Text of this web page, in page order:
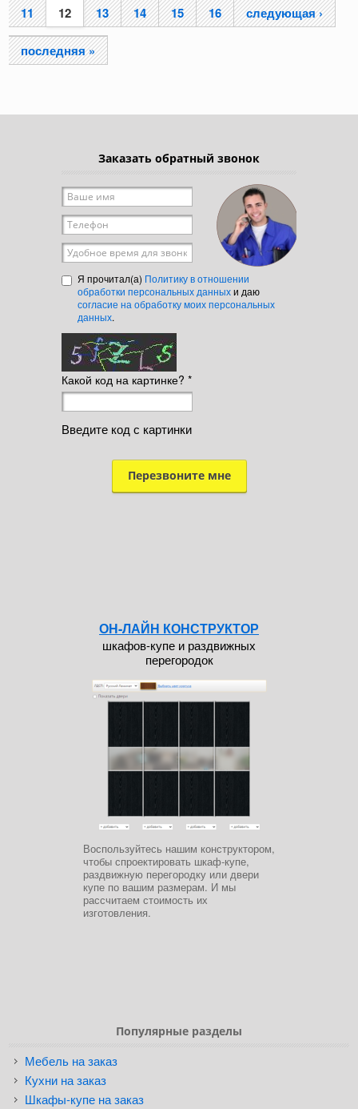
11 12 13 14 15 16 следующая ›
последняя »
Заказать обратный звонок
Ваше имя
Телефон
Удобное время для звонка
Я прочитал(а) Политику в отношении
обработки персональных данныхи даю
согласие на обработку моих персональных
данных.
Какой код на картинке? *
Введите код с картинки
ОН-ЛАЙН КОНСТРУКТОР
шкафов-купе и раздвижных
перегородок
Воспользуйтесь нашим конструктором,
чтобы спроектировать шкаф-купе,
раздвижную перегородку или двери
купе по вашим размерам. И мы
рассчитаем стоимость их
изготовления.
Популярные разделы
Мебель на заказ
Кухни на заказ
Шкафы-купе на заказ